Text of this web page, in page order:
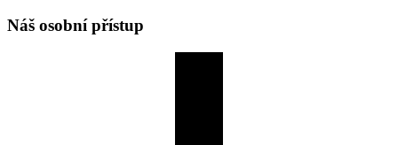
Náš osobní přístup